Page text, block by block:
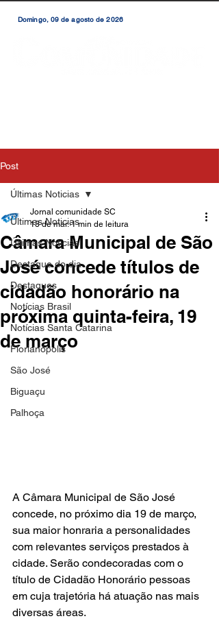
Domingo, 09 de agosto de 2026
Post
Últimas Noticias
Últimas Notícias
Destaque do dia
Destaques
Notícias Brasil
Notícias Santa Catarina
Florianópolis
São José
Biguaçu
Palhoça
Últimas Noticias
Câmara Municipal de São
José concede títulos de
cidadão honorário na
próxima quinta-feira, 19
de março
Jornal comunidade SC
13 de mar. 1 min de leitura
A Câmara Municipal de São José
concede, no próximo dia 19 de março,
sua maior honraria a personalidades
com relevantes serviços prestados à
cidade. Serão condecoradas com o
título de Cidadão Honorário pessoas
em cuja trajetória há atuação nas mais
diversas áreas.